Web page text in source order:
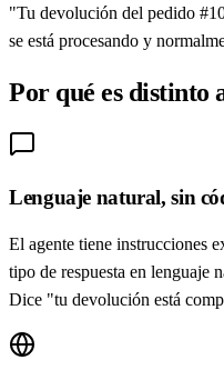
"Tu devolución del pedido
se está procesando y
Por qué es distinto
Lenguaje natural, sin
El agente tiene instrucciones
tipo de respuesta en lenguaje
Dice "tu devolución está